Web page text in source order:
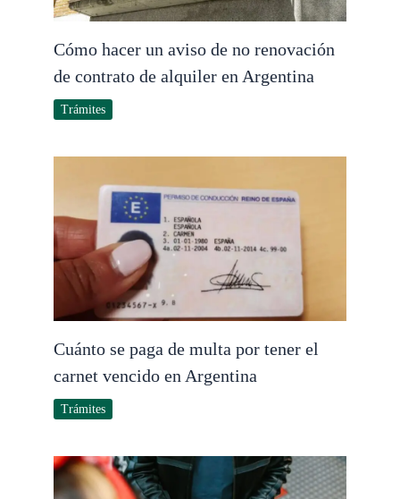
Cómo hacer un aviso de no renovación
de contrato de alquiler en Argentina
Trámites
Cuánto se paga de multa por tener el
carnet vencido en Argentina
Trámites